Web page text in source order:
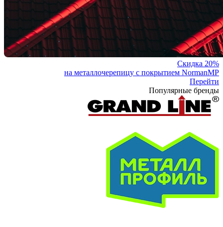
Скидка 20%
на металлочерепицу с покрытием NormanMP
Перейти
Популярные бренды